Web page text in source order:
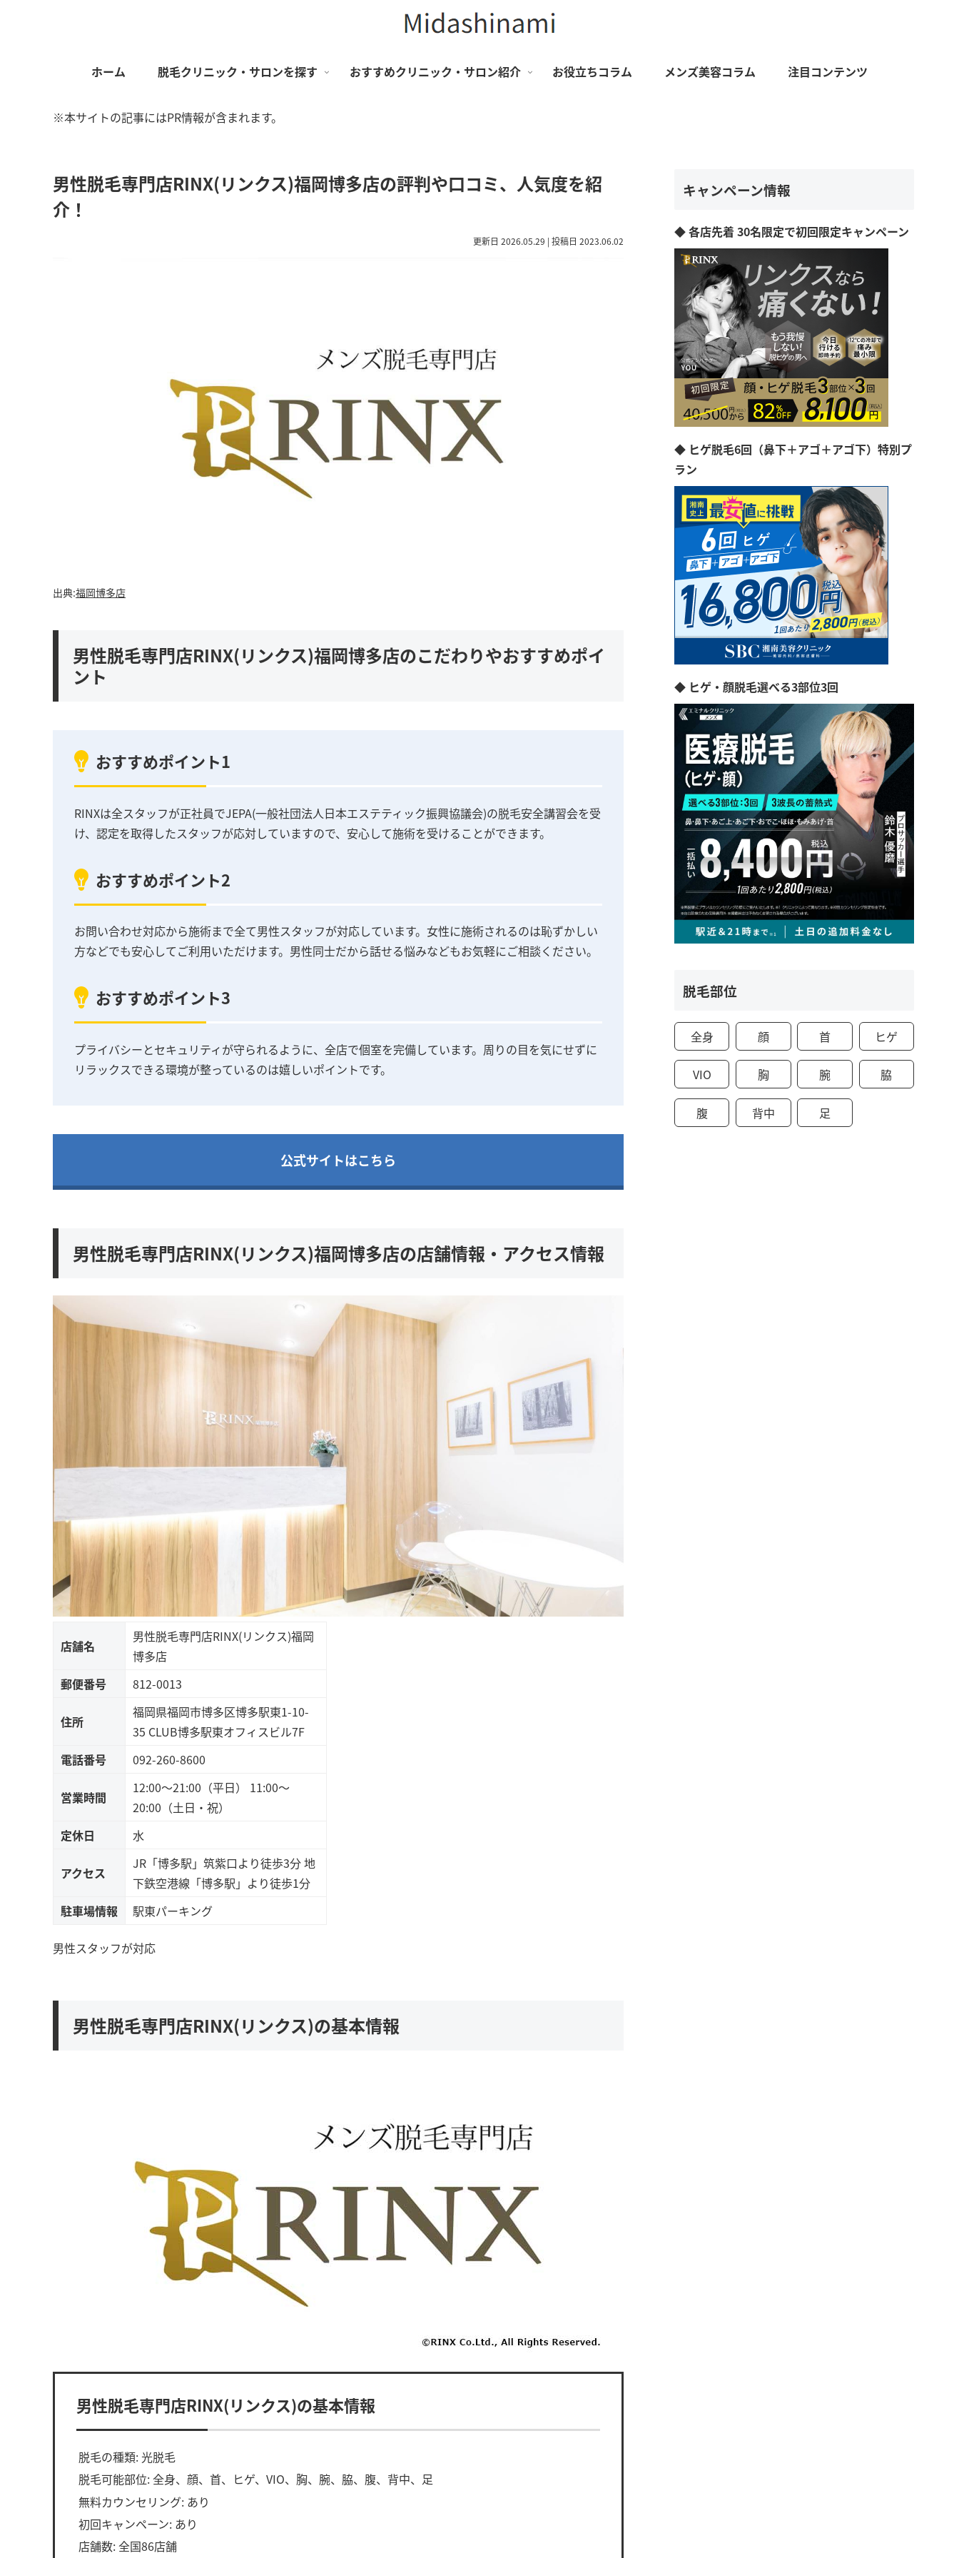
ホーム 脱毛クリニック・サロンを探す おすすめクリニック・サロン紹介 お役立ちコラム メンズ美容コラム 注目コンテンツ
※本サイトの記事にはPR情報が含まれます。
男性脱毛専門店RINX(リンクス)福岡博多店の評判や口コミ、人気度を紹
介！
更新日 2026.05.29 | 投稿日 2023.06.02
出典:福岡博多店
男性脱毛専門店RINX(リンクス)福岡博多店のこだわりやおすすめポイ
ント
おすすめポイント1
RINXは全スタッフが正社員でJEPA(一般社団法人日本エステティック振興協議会)の脱毛安全講習会を受
け、認定を取得したスタッフが応対していますので、安心して施術を受けることができます。
おすすめポイント2
お問い合わせ対応から施術まで全て男性スタッフが対応しています。女性に施術されるのは恥ずかしい
方などでも安心してご利用いただけます。男性同士だから話せる悩みなどもお気軽にご相談ください。
おすすめポイント3
プライバシーとセキュリティが守られるように、全店で個室を完備しています。周りの目を気にせずに
リラックスできる環境が整っているのは嬉しいポイントです。
公式サイトはこちら
男性脱毛専門店RINX(リンクス)福岡博多店の店舗情報・アクセス情報
店舗名
男性脱毛専門店RINX(リンクス)福岡
博多店
郵便番号
812-0013
住所
福岡県福岡市博多区博多駅東1-10-
35 CLUB博多駅東オフィスビル7F
電話番号
092-260-8600
営業時間
12:00～21:00（平日） 11:00～
20:00（土日・祝）
定休日
水
アクセス
JR「博多駅」筑紫口より徒歩3分 地
下鉄空港線「博多駅」より徒歩1分
駐車場情報
駅東パーキング
男性スタッフが対応
男性脱毛専門店RINX(リンクス)の基本情報
男性脱毛専門店RINX(リンクス)の基本情報
脱毛の種類: 光脱毛
脱毛可能部位: 全身、顔、首、ヒゲ、VIO、胸、腕、脇、腹、背中、足
無料カウンセリング: あり
初回キャンペーン: あり
店舗数: 全国86店舗
キャンペーン情報
◆ 各店先着 30名限定で初回限定キャンペーン
◆ ヒゲ脱毛6回（鼻下＋アゴ＋アゴ下）特別プ
ラン
◆ ヒゲ・顔脱毛選べる3部位3回
脱毛部位
全身 顔 首 ヒゲ
VIO 胸 腕 脇
腹 背中 足